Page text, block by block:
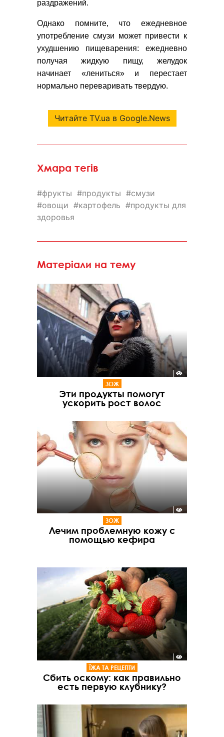
раздражений.
Однако помните, что ежедневное
употребление смузи может привести к
ухудшению пищеварения: ежедневно
получая жидкую пищу, желудок
начинает «лениться» и перестает
нормально переваривать твердую.
Читайте TV.ua в Google.News
Хмара тегів
фрукты продукты
смузи
овощи
картофель
продукты для
здоровья
Матеріали на тему
ЗОЖ
Эти продукты помогут
ускорить рост волос
ЗОЖ
Лечим проблемную кожу с
помощью кефира
ЇЖА ТА РЕЦЕПТИ
Сбить оскому: как правильно
есть первую клубнику?